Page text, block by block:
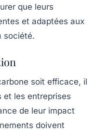
que leurs
et adaptées aux
société.
soit efficace, il
et les entreprises
de leur impact
doivent